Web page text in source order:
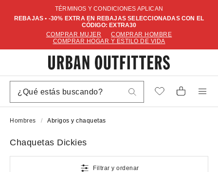
TÉRMINOS Y CONDICIONES APLICAN
REBAJAS • -30% EXTRA EN REBAJAS SELECCIONADAS CON EL
CÓDIGO: EXTRA30
COMPRAR MUJER
COMPRAR HOMBRE
COMPRAR HOGAR Y ESTILO DE VIDA
Hombres Abrigos y chaquetas
Chaquetas Dickies
Filtrar y ordenar